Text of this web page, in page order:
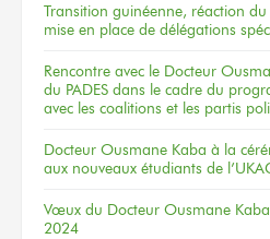
Transition guinéenne, réaction
mise en place de délégations
Rencontre avec le Docteur
du PADES dans le cadre du
avec les coalitions et les partis
Docteur Ousmane Kaba à la
aux nouveaux étudiants de
Vœux du Docteur Ousmane Kaba
2024